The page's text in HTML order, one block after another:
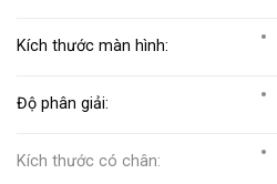
Kích thước màn hình:
Độ phân giải:
Kích thước có chân: